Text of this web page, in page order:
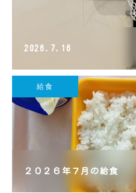
2026.7.16
給食
２０２６年７月の給食